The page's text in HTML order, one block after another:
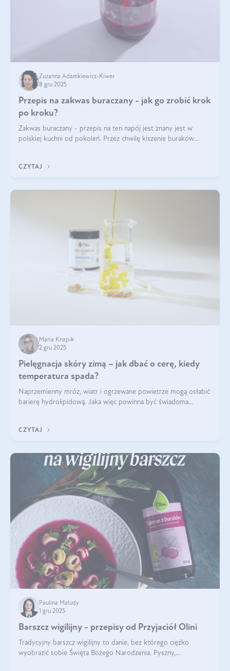
Zuzanna Adamkiewicz-Kiwer
8 gru 2025
Przepis na zakwas buraczany - jak go zrobić krok
po kroku?
Zakwas buraczany - przepis na ten napój jest znany jest w
polskiej kuchni od pokoleń. Przez chwilę kiszenie buraków
CZYTAJ
Maria Knapik
2 gru 2025
Pielęgnacja skóry zimą – jak dbać o cerę, kiedy
temperatura spada?
Naprzemienny mróz, wiatr i ogrzewane powietrze mogą osłabić
barierę hydrolipidową. Jaka więc powinna być świadoma
CZYTAJ
Paulina Maludy
1 gru 2025
Barszcz wigilijny - przepisy od Przyjaciół Olini
Tradycyjny barszcz wigilijny to danie, bez którego ciężko
wyobrazić sobie Święta Bożego Narodzenia. Pyszny,